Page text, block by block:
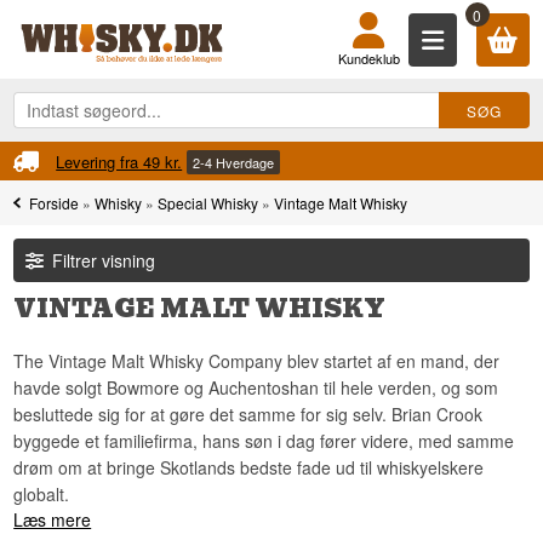
0
Kundeklub
Forside »Whisky »Special Whisky »Vintage Malt Whisky
Filtrer visning
VINTAGE MALT WHISKY
The Vintage Malt Whisky Company blev startet af en mand, der
havde solgt Bowmore og Auchentoshan til hele verden, og som
besluttede sig for at gøre det samme for sig selv. Brian Crook
byggede et familiefirma, hans søn i dag fører videre, med samme
drøm om at bringe Skotlands bedste fade ud til whiskyelskere
globalt.
Læs mere